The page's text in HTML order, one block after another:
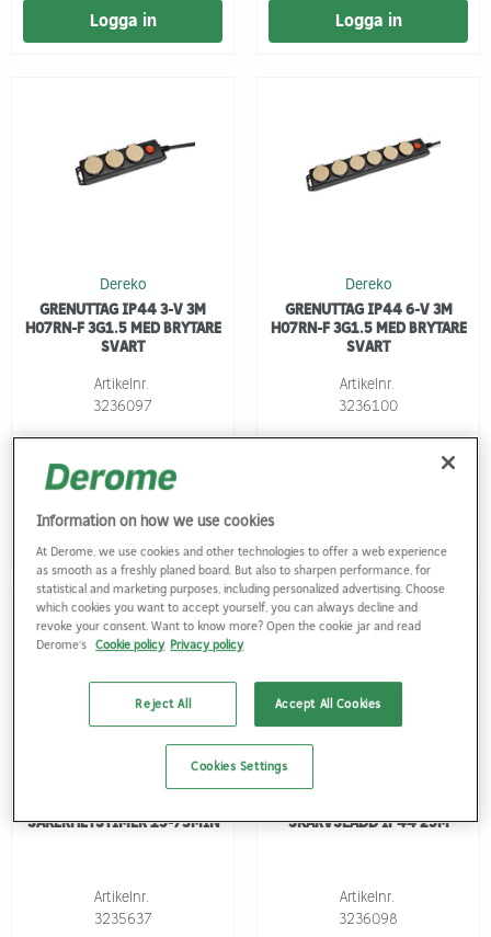
Logga in Logga in
Dereko
GRENUTTAG IP44 3-V 3M
H07RN-F 3G1.5 MED BRYTARE
SVART
Artikelnr.
3236097
Logga in
Dereko
GRENUTTAG IP44 6-V 3M
H07RN-F 3G1.5 MED BRYTARE
SVART
Artikelnr.
3236100
SÄKERHETSTIMER 15-75MIN
Artikelnr.
3235637
SKARVSLADD IP44 25M
Artikelnr.
3236098
Information on how we use cookies
At Derome, we use cookies and other technologies to offer a web experience
as smooth as a freshly planed board. But also to sharpen performance, for
statistical and marketing purposes, including personalized advertising. Choose
which cookies you want to accept yourself, you can always decline and
revoke your consent. Want to know more? Open the cookie jar and read
Derome's Cookie policy Privacy policy
Reject All Accept All Cookies
Cookies Settings